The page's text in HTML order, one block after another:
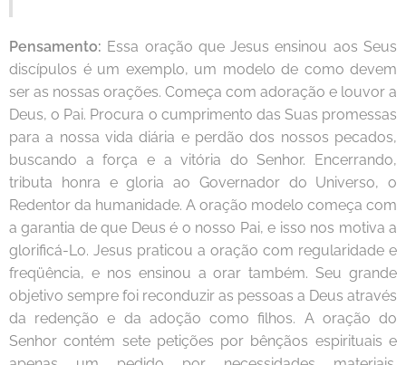
Pensamento: Essa oração que Jesus ensinou aos Seus
discípulos é um exemplo, um modelo de como devem
ser as nossas orações. Começa com adoração e louvor a
Deus, o Pai. Procura o cumprimento das Suas promessas
para a nossa vida diária e perdão dos nossos pecados,
buscando a força e a vitória do Senhor. Encerrando,
tributa honra e gloria ao Governador do Universo, o
Redentor da humanidade. A oração modelo começa com
a garantia de que Deus é o nosso Pai, e isso nos motiva a
glorificá-Lo. Jesus praticou a oração com regularidade e
freqüência, e nos ensinou a orar também. Seu grande
objetivo sempre foi reconduzir as pessoas a Deus através
da redenção e da adoção como filhos. A oração do
Senhor contém sete petições por bênçãos espirituais e